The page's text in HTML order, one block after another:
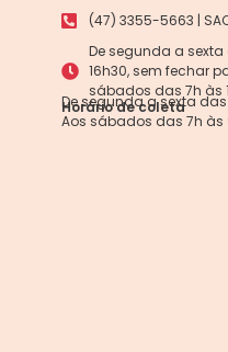
(47) 3355-5663 |
De segunda a
16h30, sem fechar
sábados das 7h às
Horário de coleta
De segunda a sexta das
Aos sábados das 7h às